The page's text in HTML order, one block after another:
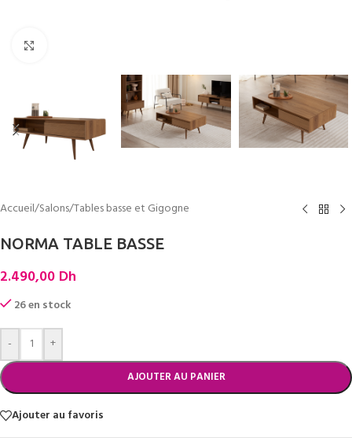
Accueil/Salons/Tables basse et Gigogne
NORMA TABLE BASSE
2.490,00 Dh
26 en stock
- +
AJOUTER AU PANIER
Ajouter au favoris